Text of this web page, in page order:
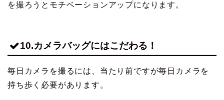
を撮ろうとモチベーションアップになります。
10.カメラバッグにはこだわる！
毎日カメラを撮るには、当たり前ですが毎日カメラを
持ち歩く必要があります。